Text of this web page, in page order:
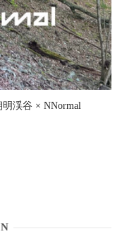
明渓谷 × NNormal